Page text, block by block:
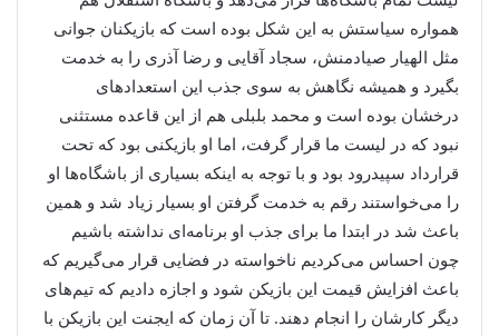
همواره سیاستش به این شکل بوده است که بازیکنان جوانی
مثل الهیار صیادمنش، سجاد آقایی و رضا آذری را به خدمت
بگیرد و همیشه نگاهش به سوی جذب این استعدادهای
درخشان بوده است و محمد بلبلی هم از این قاعده مستثنی
نبود که در لیست ما قرار گرفت، اما او بازیکنی بود که تحت
قرارداد سپیدرود بود و با توجه به اینکه بسیاری از باشگاه‌ها او
را می‌خواستند رقم به خدمت گرفتن او بسیار زیاد شد و همین
باعث شد در ابتدا ما برای جذب او برنامه‌ای نداشته باشیم
چون احساس می‌کردیم ناخواسته در فضایی قرار می‌گیریم که
باعث افزایش قیمت این بازیکن شود و اجازه دادیم که تیم‌های
دیگر کارشان را انجام دهند. تا آن زمان که ایجنت این بازیکن با